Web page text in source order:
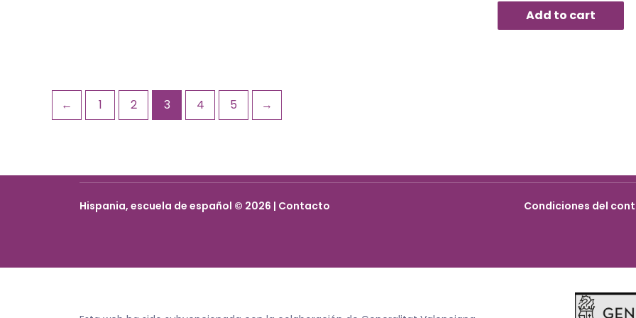
Add to cart
← 1 2 3 4 5 →
Hispania, escuela de español © 2026 | Contacto Condiciones del